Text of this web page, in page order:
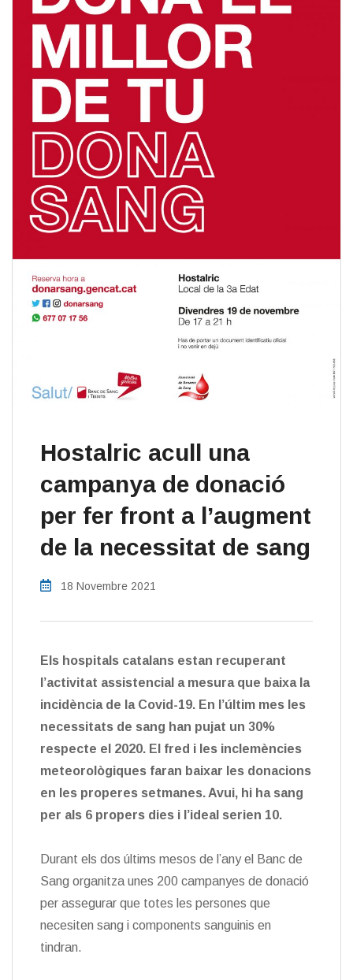
Hostalric acull una
campanya de donació
per fer front a l’augment
de la necessitat de sang
18 Novembre 2021
Els hospitals catalans estan recuperant
l’activitat assistencial a mesura que baixa la
incidència de la Covid-19. En l’últim mes les
necessitats de sang han pujat un 30%
respecte el 2020. El fred i les inclemències
meteorològiques faran baixar les donacions
en les properes setmanes. Avui, hi ha sang
per als 6 propers dies i l’ideal serien 10.
Durant els dos últims mesos de l’any el Banc de
Sang organitza unes 200 campanyes de donació
per assegurar que totes les persones que
necesiten sang i components sanguinis en
tindran.